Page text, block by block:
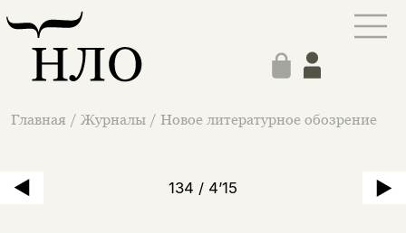
Главная / Журналы / Новое литературное обозрение
134 / 4’15